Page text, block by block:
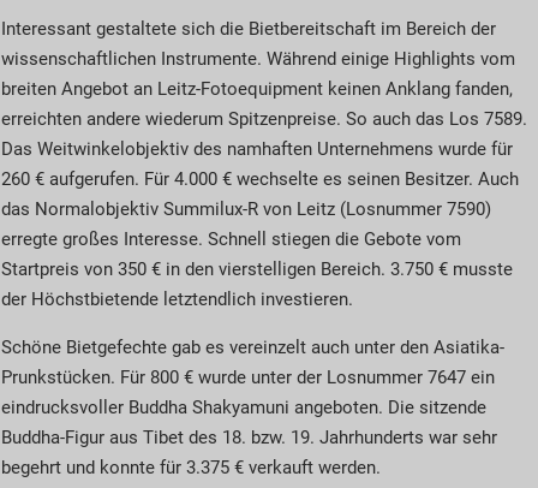
Interessant gestaltete sich die Bietbereitschaft im Bereich der
wissenschaftlichen Instrumente. Während einige Highlights vom
breiten Angebot an Leitz-Fotoequipment keinen Anklang fanden,
erreichten andere wiederum Spitzenpreise. So auch das Los 7589.
Das Weitwinkelobjektiv des namhaften Unternehmens wurde für
260 € aufgerufen. Für 4.000 € wechselte es seinen Besitzer. Auch
das Normalobjektiv Summilux-R von Leitz (Losnummer 7590)
erregte großes Interesse. Schnell stiegen die Gebote vom
Startpreis von 350 € in den vierstelligen Bereich. 3.750 € musste
der Höchstbietende letztendlich investieren.
Schöne Bietgefechte gab es vereinzelt auch unter den Asiatika-
Prunkstücken. Für 800 € wurde unter der Losnummer 7647 ein
eindrucksvoller Buddha Shakyamuni angeboten. Die sitzende
Buddha-Figur aus Tibet des 18. bzw. 19. Jahrhunderts war sehr
begehrt und konnte für 3.375 € verkauft werden.